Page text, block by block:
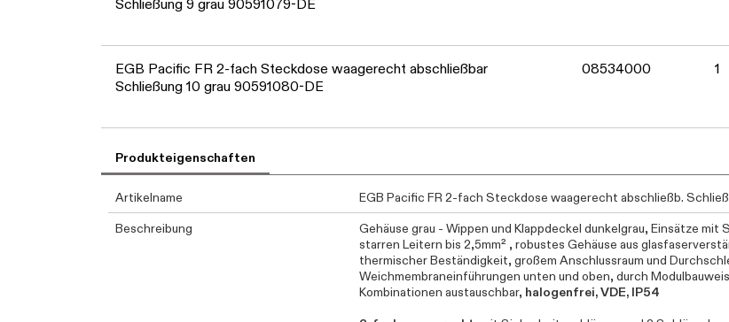
Schließung 9 grau 90591079-DE
Daten
EGB Pacific FR 2-fach Steckdose waagerecht abschließbar
Schließung 10 grau 90591080-DE
08534000 1
Daten
Produkteigenschaften
Artikelname
EGB Pacific FR 2-fach Steckdose waagerecht abschließb.
Beschreibung
Gehäuse grau - Wippen und Klappdeckel dunkelgrau, Einsätze
starren Leitern bis 2,5mm² , robustes Gehäuse aus
thermischer Beständigkeit, großem Anschlussraum und
Weichmembraneinführungen unten und oben, durch
Kombinationen austauschbar, halogenfrei, VDE, IP54